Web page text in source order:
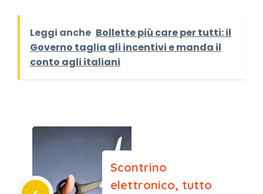
Leggi anche Bollette più care per tutti: il
Governo taglia gli incentivi e manda il
conto agli italiani
Scontrino
elettronico, tutto